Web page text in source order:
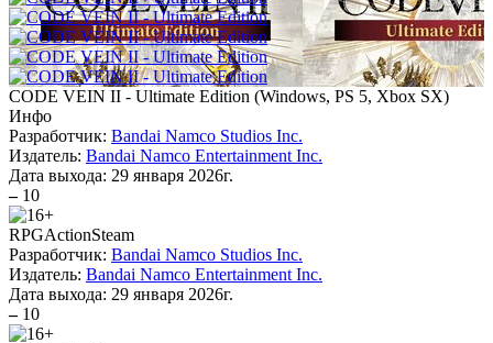
CODE VEIN II - Ultimate Edition (Windows, PS 5, Xbox SX)
Инфо
Разработчик: Bandai Namco Studios Inc.
Издатель: Bandai Namco Entertainment Inc.
Дата выхода: 29 января 2026г.
– 10
RPGActionSteam
Разработчик: Bandai Namco Studios Inc.
Издатель: Bandai Namco Entertainment Inc.
Дата выхода: 29 января 2026г.
– 10